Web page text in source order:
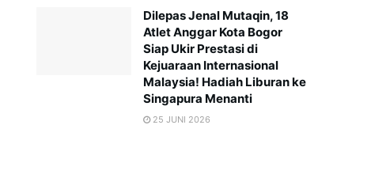
Dilepas Jenal Mutaqin, 18
Atlet Anggar Kota Bogor
Siap Ukir Prestasi di
Kejuaraan Internasional
Malaysia! Hadiah Liburan ke
Singapura Menanti
25 JUNI 2026